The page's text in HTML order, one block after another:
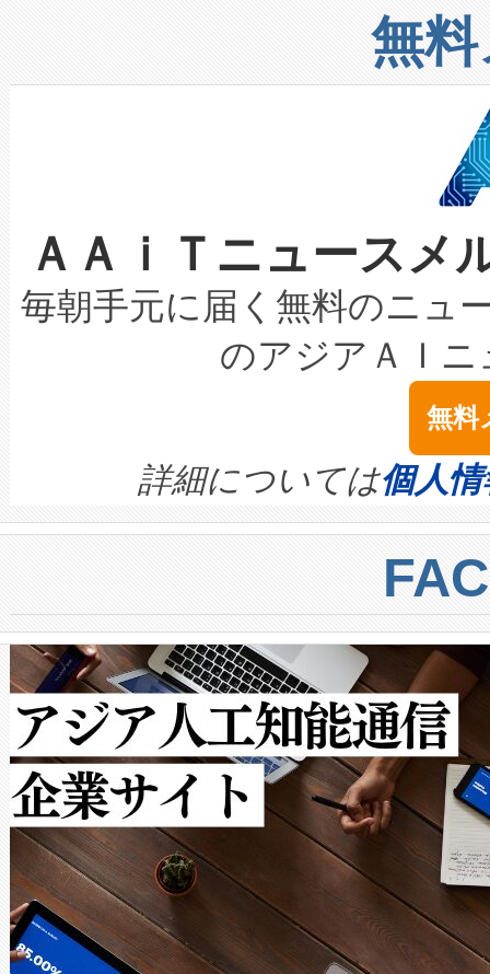
上げおよび商用化段階におけ
設備整備および立ち上げ調整
加組織は、Enzeneのバイオ
選定された製品について、自
取得できる可能性もあります
設には、3億～4億ドルかか
最高経営責任者（CEO）であ
す。「当社のfully-connected
ームを利用すれば、6,000万
きます。この効率性は、フェ
増加しているデータセンター
る電力網に大きな負担をかけ
事業者の負担軽減という課題
系統連系を迅速にし、ピーク
限を超えて利用可能な電力容
持できるよう貢献します。こ
ービスレベル契約（SLA）違
テリー性能の劣化によるダウ
念は、現在データセンターが
ます。 Voltaiq provides a
quality and reliability for AI
BESS stack to ensure battery
centers. Voltaiqは、ai&のAI
からシステム統合、試運転、
クルの各段階のデータを監視
[…]
リューション「Avia 2」を発
したAvia 2は、1,000メート
狭視野のFOVを切り替えるこ
ケーブル、枝などの細かな対
なレーザースポットにより、
な環境下でも豊かなディテー
キロメートル範囲を検出
LiDAR for Inspections,
は1535 nmレーザーを搭載。
イズの小径化を実現すること
す。ノーマルモードでは、
ートル先まで検出でき、これ
トに対して約600メートルに
では、反射率10％のターゲッ
で向上し、最大検知距離は
ットだけで最大1キロメート
ルの変電所周囲を監視でき、
作業と点群処理を簡素化でき
Avia 2は、2種類のFOVオプシ
× 80°のノーマルモード、長
ードを切り替えて使用するこ
無
ＡＡｉＴニュース
毎朝手元に届く無料のニュ
のアジアＡＩ
無料
詳細については個人